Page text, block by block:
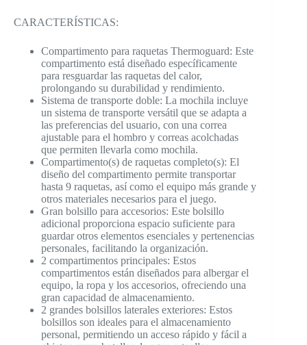
CARACTERÍSTICAS:
Compartimento para raquetas Thermoguard: Este
compartimento está diseñado específicamente
para resguardar las raquetas del calor,
prolongando su durabilidad y rendimiento.
Sistema de transporte doble: La mochila incluye
un sistema de transporte versátil que se adapta a
las preferencias del usuario, con una correa
ajustable para el hombro y correas acolchadas
que permiten llevarla como mochila.
Compartimento(s) de raquetas completo(s): El
diseño del compartimento permite transportar
hasta 9 raquetas, así como el equipo más grande y
otros materiales necesarios para el juego.
Gran bolsillo para accesorios: Este bolsillo
adicional proporciona espacio suficiente para
guardar otros elementos esenciales y pertenencias
personales, facilitando la organización.
2 compartimentos principales: Estos
compartimentos están diseñados para albergar el
equipo, la ropa y los accesorios, ofreciendo una
gran capacidad de almacenamiento.
2 grandes bolsillos laterales exteriores: Estos
bolsillos son ideales para el almacenamiento
personal, permitiendo un acceso rápido y fácil a